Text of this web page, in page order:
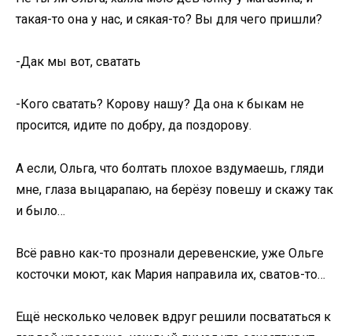
такая-то она у нас, и сякая-то? Вы для чего пришли?
-Дак мы вот, сватать
-Кого сватать? Корову нашу? Да она к быкам не
просится, идите по добру, да поздорову.
А если, Ольга, что болтать плохое вздумаешь, гляди
мне, глаза выцарапаю, на берёзу повешу и скажу так
и было…
Всё равно как-то прознали деревенские, уже Ольге
косточки моют, как Мария направила их, сватов-то…
Ещё несколько человек вдруг решили посвататься к